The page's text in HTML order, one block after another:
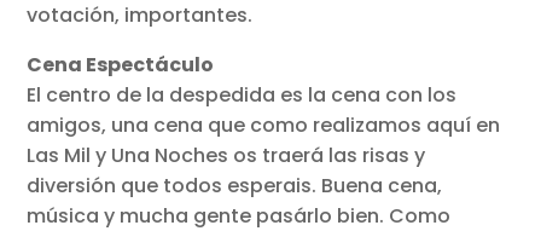
votación, importantes.
Cena Espectáculo
El centro de la despedida es la cena con los
amigos, una cena que como realizamos aquí en
Las Mil y Una Noches os traerá las risas y
diversión que todos esperais. Buena cena,
música y mucha gente pasárlo bien. Como